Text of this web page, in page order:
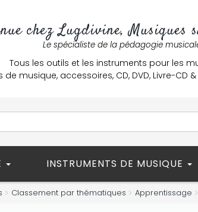
chez Lugdivine, Musiques
Le spécialiste de la pédagogie
Tous les outils et les instruments pour les
de musique, accessoires, CD, DVD, Livre-CD
INSTRUMENTS DE MUSIQUE
Classement par thématiques Apprentissage